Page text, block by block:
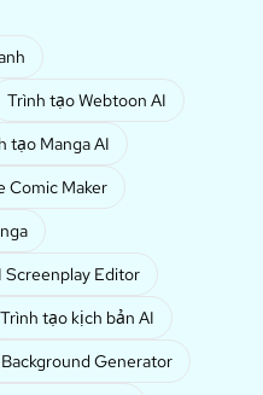
Trình tạo Webtoon AI
tạo Manga AI
Comic Maker
Screenplay Editor
Trình tạo kịch bản AI
Generator